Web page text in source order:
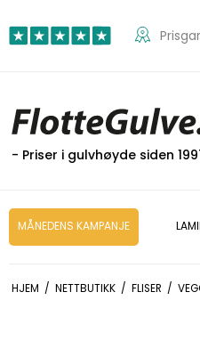
- Priser i gulvhøyde siden
MÅNEDENS KAMPANJE
HJEM / NETTBUTIKK / FLISER /